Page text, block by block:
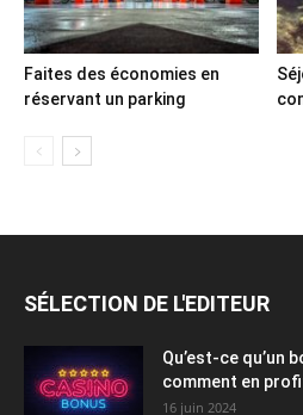
Faites des économies en
réservant un parking
SÉLECTION DE L'EDITEUR
Qu’est-ce qu’un
comment en
16 juin 2024